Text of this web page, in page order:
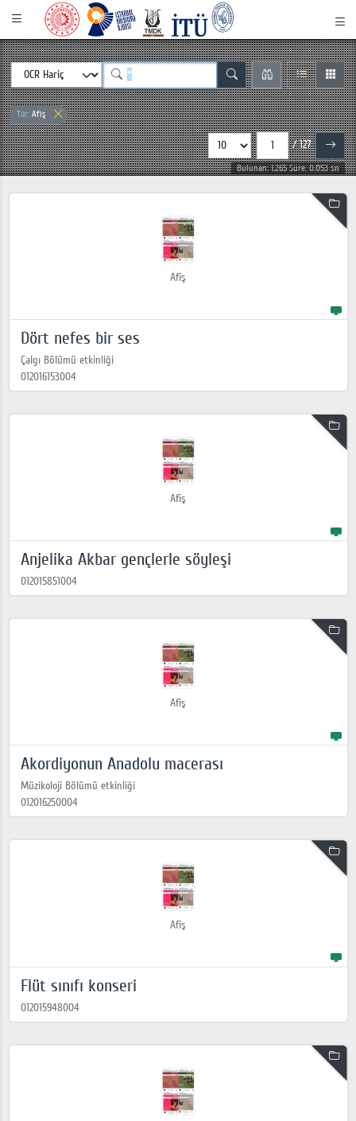
Tür: Afiş
/ 127
Bulunan: 1.265 Süre: 0.053 sn
Afiş
Dört nefes bir ses
Çalgı Bölümü etkinliği
012016153004
Afiş
Anjelika Akbar gençlerle söyleşi
012015851004
Afiş
Akordiyonun Anadolu macerası
Müzikoloji Bölümü etkinliği
012016250004
Afiş
Flüt sınıfı konseri
012015948004